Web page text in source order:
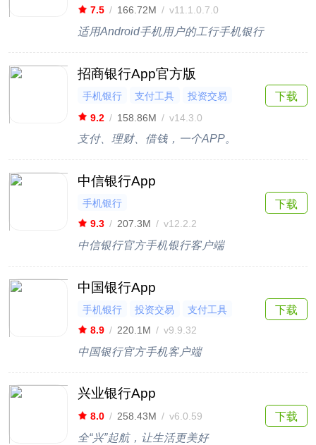
7.5 / 166.72M / v11.1.0.7.0
适用Android手机用户的工行手机银行
招商银行App官方版
手机银行 支付工具
投资交易
保险贷款
9.2 / 158.86M / v14.3.0
支付、理财、借钱，一个APP。
下载
中信银行App
手机银行
9.3 / 207.3M / v12.2.2
中信银行官方手机银行客户端
下载
中国银行App
手机银行 投资交易
支付工具
8.9 / 220.1M / v9.9.32
中国银行官方手机客户端
下载
兴业银行App
8.0 / 258.43M / v6.0.59
全“兴”起航，让生活更美好
下载